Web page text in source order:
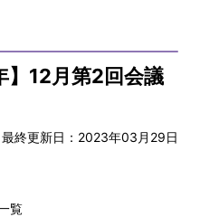
】12月第2回会議
最終更新日：2023年03月29日
覧